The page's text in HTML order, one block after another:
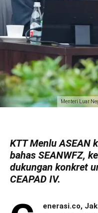
Menteri Luar
KTT Menlu ASEAN
bahas SEANWFZ,
dukungan konkret
CEAPAD IV.
enerasi.co,